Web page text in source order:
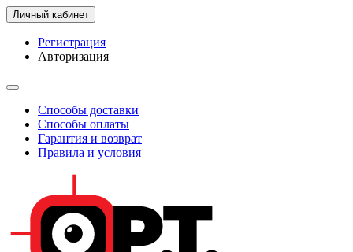
Личный кабинет
Регистрация
Авторизация
Способы доставки
Способы оплаты
Гарантия и возврат
Правила и условия